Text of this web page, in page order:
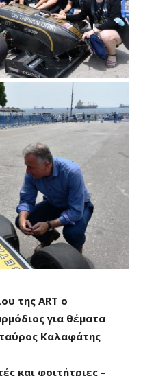
της ART ο
για θέματα
Καλαφάτης
και φοιτήτριες –